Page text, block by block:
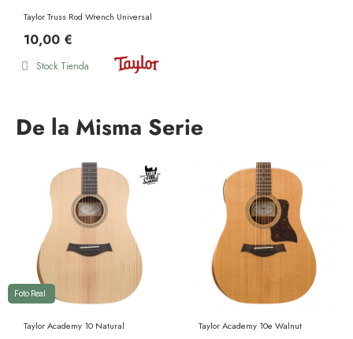
Taylor Truss Rod Wrench Universal
10,00 €
Stock Tienda
De la Misma Serie
Taylor Academy 10 Natural
Foto Real
Taylor Academy 10e Walnut